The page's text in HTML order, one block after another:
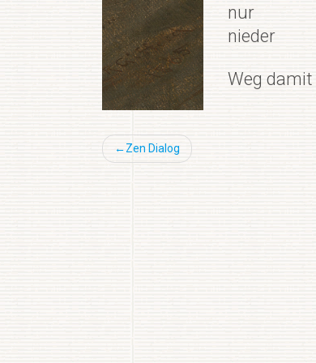
nur
nieder
Weg damit
Beitragsnavigation
Zen Dialog